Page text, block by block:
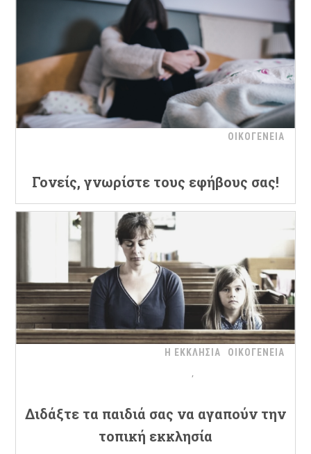
ΟΙΚΟΓΕΝΕΙΑ
Γονείς, γνωρίστε τους εφήβους σας!
Η ΕΚΚΛΗΣΙΑ ΟΙΚΟΓΕΝΕΙΑ
Διδάξτε τα παιδιά σας να αγαπούν την
τοπική εκκλησία